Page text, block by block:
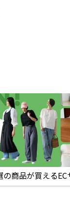
商品が買えるEC